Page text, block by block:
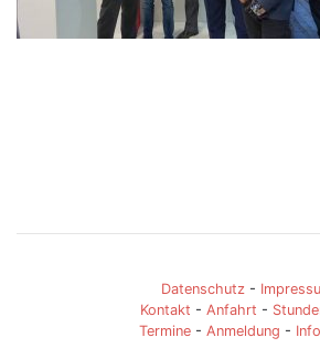
Datenschutz -
Kontakt - Anfahrt -
Termine - Anmeldung -